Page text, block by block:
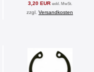
3,20 EUR exkl. MwSt.
zzgl. Versandkosten